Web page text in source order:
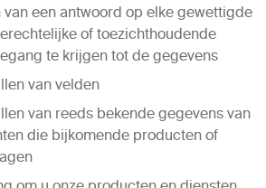
een antwoord op elke gewettigde
of toezichthoudende
te krijgen tot de gegevens
van velden
van reeds bekende gegevens van
die bijkomende producten of